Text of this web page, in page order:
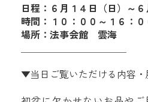
日程：６月１４日（日）～６
時間：１０：００～１６：０
場所：法事会館 雲海
▼当日ご覧いただける内容・